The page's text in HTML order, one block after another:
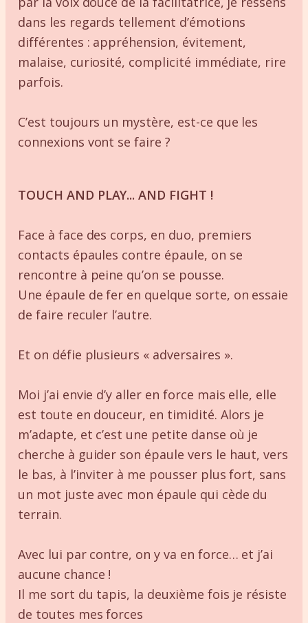
dans les regards tellement d’émotions
différentes : appréhension, évitement,
malaise, curiosité, complicité immédiate, rire
parfois.
C’est toujours un mystère, est-ce que les
connexions vont se faire ?
TOUCH AND PLAY... AND FIGHT !
Face à face des corps, en duo, premiers
contacts épaules contre épaule, on se
rencontre à peine qu’on se pousse.
Une épaule de fer en quelque sorte, on essaie
de faire reculer l’autre.
Et on défie plusieurs « adversaires ».
Moi j’ai envie d’y aller en force mais elle, elle
est toute en douceur, en timidité. Alors je
m’adapte, et c’est une petite danse où je
cherche à guider son épaule vers le haut, vers
le bas, à l’inviter à me pousser plus fort, sans
un mot juste avec mon épaule qui cède du
terrain.
Avec lui par contre, on y va en force… et j’ai
aucune chance !
Il me sort du tapis, la deuxième fois je résiste
de toutes mes forces